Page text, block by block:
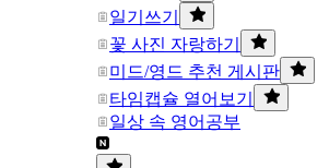
일기쓰기
꽃 사진 자랑하기
미드/영드 추천 게시판
타임캡슐 열어보기
일상 속 영어공부